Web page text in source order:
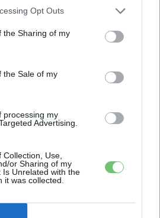
Opt Outs
the Sharing of my
the Sale of my
processing my
Advertising.
Use,
or Sharing of my
Is Unrelated with the
it was collected.
hat szabadalommal készül a
papírokban bukkant fel a
– kiderült az ár és a
a régi árazás a magyar